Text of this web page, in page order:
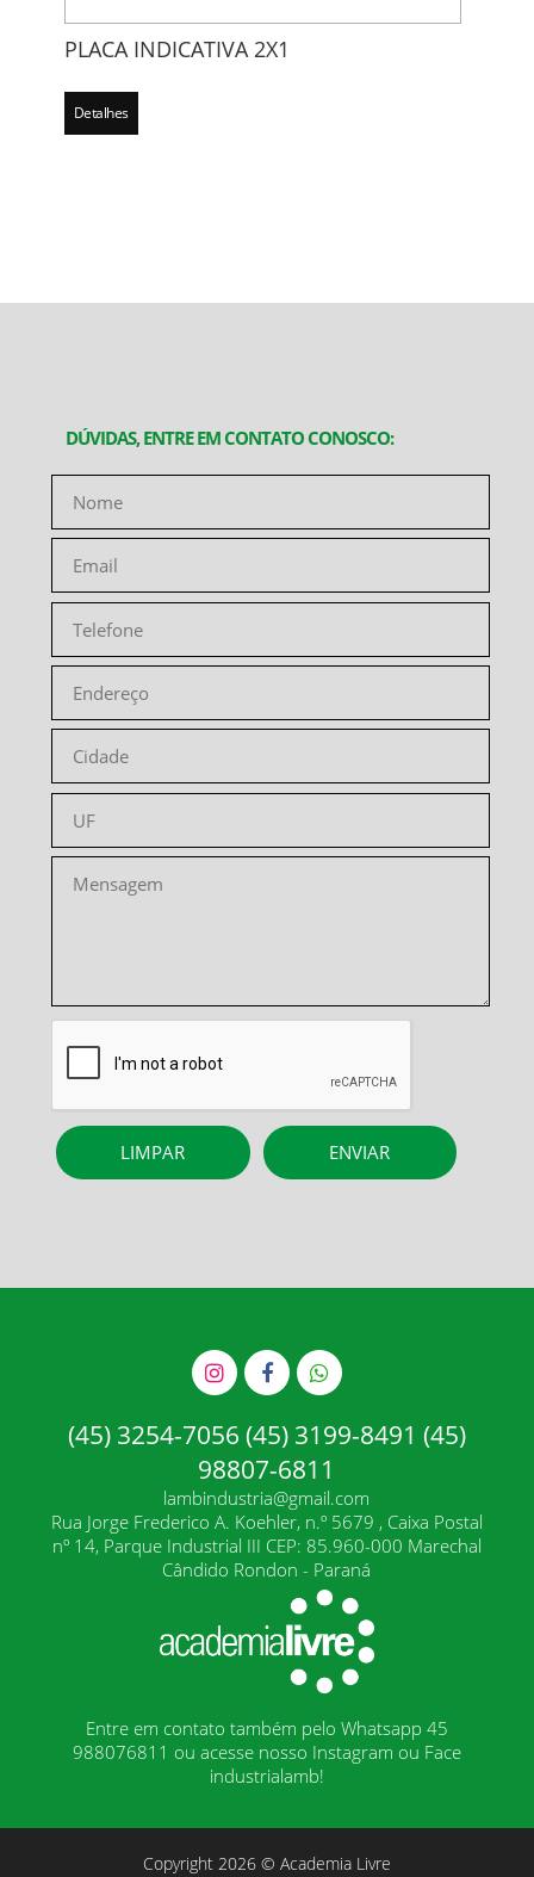
PLACA INDICATIVA 2X1
Detalhes
DÚVIDAS, ENTRE EM CONTATO CONOSCO:
(45) 3254-7056 (45) 3199-8491 (45)
98807-6811
lambindustria@gmail.com
Rua Jorge Frederico A. Koehler, n.º 5679 , Caixa Postal
nº 14, Parque Industrial III CEP: 85.960-000 Marechal
Cândido Rondon - Paraná
Entre em contato também pelo Whatsapp 45
988076811 ou acesse nosso Instagram ou Face
industrialamb!
Copyright 2026 © Academia Livre